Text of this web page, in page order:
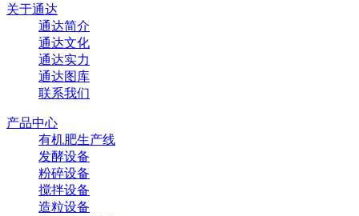
关于通达
通达简介
通达文化
通达实力
通达图库
联系我们
产品中心
有机肥生产线
发酵设备
粉碎设备
搅拌设备
造粒设备